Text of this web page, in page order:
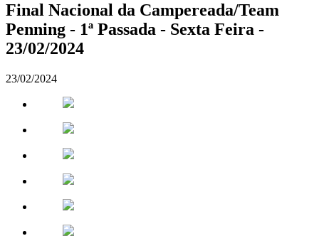
Final Nacional da Campereada/Team
Penning - 1ª Passada - Sexta Feira -
23/02/2024
23/02/2024